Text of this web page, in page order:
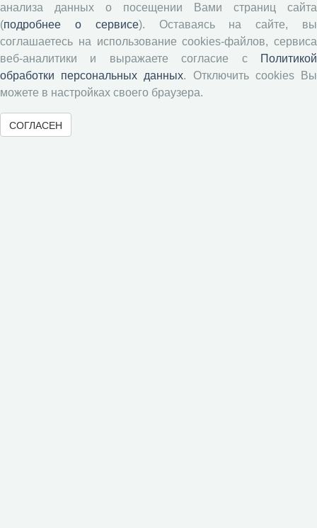
Рецензентам
Памятка рецензенту
Положение о рецензировании
Форма рецензии
анализа данных о посещении Вами страниц сайта
(подробнее о сервисе). Оставаясь на сайте, вы
соглашаетесь на использование cookies-файлов, сервиса
веб-аналитики и выражаете согласие с
Политикой
обработки персональных данных. Отключить cookies Вы
можете в настройках своего браузера.
СОГЛАСЕН